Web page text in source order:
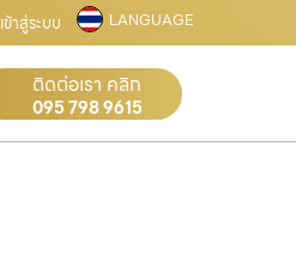
เข้าสู่ระบบ LANGUAGE
ติดต่อเรา คลิก
095 798 9615